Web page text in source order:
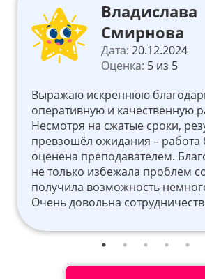
Владислава
Смирнова
Дата: 20.12.2024
Оценка: 5 из 5
Выражаю искреннюю
оперативную и качественную
Несмотря на сжатые сроки,
превзошёл ожидания – работа
оценена преподавателем.
не только избежала проблем
получила возможность
Очень довольна